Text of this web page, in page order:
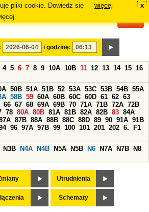
pliki cookie. Dowiedz się
więcej x
i godzinę:
4 5 6 7 8 9 10A 10B 11 12 13 14 15 16
50B 51A 51B 52 53A 53C 53B 54B 55A
58B 59 60A 60B 60C 60D 61 62 63
66 67 68 69A 69B 70 71A 71B 72A 72B
78 80A 80B 81A 81B 82A 82B 83 84A
87B 88A 88B 88C 88D 89 90 91A 91B
96 97A 97B 99 100 101 201 202 6.
F1
N3B N4A N4B N5A N5B N6 N7A N7B
N8
Utrudnienia
Schematy